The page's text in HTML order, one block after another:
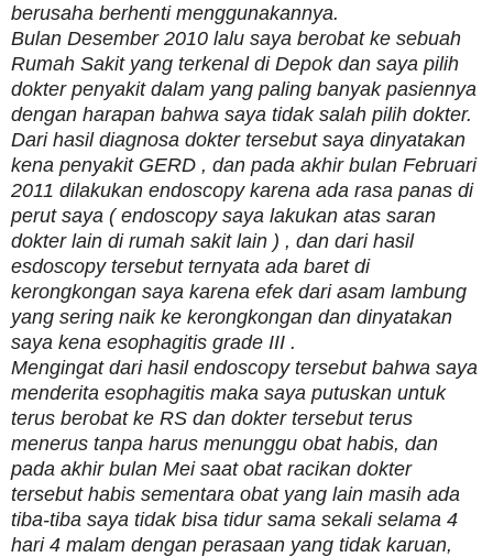
berusaha berhenti menggunakannya.
Bulan Desember 2010 lalu saya berobat ke sebuah
Rumah Sakit yang terkenal di Depok dan saya pilih
dokter penyakit dalam yang paling banyak pasiennya
dengan harapan bahwa saya tidak salah pilih dokter.
Dari hasil diagnosa dokter tersebut saya dinyatakan
kena penyakit GERD , dan pada akhir bulan Februari
2011 dilakukan endoscopy karena ada rasa panas di
perut saya ( endoscopy saya lakukan atas saran
dokter lain di rumah sakit lain ) , dan dari hasil
esdoscopy tersebut ternyata ada baret di
kerongkongan saya karena efek dari asam lambung
yang sering naik ke kerongkongan dan dinyatakan
saya kena esophagitis grade III .
Mengingat dari hasil endoscopy tersebut bahwa saya
menderita esophagitis maka saya putuskan untuk
terus berobat ke RS dan dokter tersebut terus
menerus tanpa harus menunggu obat habis, dan
pada akhir bulan Mei saat obat racikan dokter
tersebut habis sementara obat yang lain masih ada
tiba-tiba saya tidak bisa tidur sama sekali selama 4
hari 4 malam dengan perasaan yang tidak karuan,